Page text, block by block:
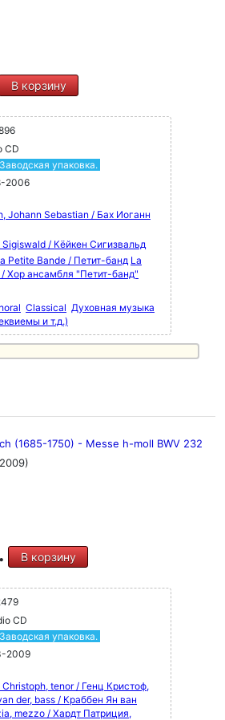
В корзину
CD
упаковка.
2006
Johann Sebastian / Бах Иоганн
Sigiswald / Кёйкен Сигизвальд
Petite Bande / Петит-банд La
Хор ансамбля "Петит-банд"
Classical Духовная музыка
и т.д.)
(1685-1750) - Messe h-moll BWV 232
В корзину
CD
упаковка.
2009
Christoph, tenor / Генц Кристоф,
der, bass / Краббен Ян ван
mezzo / Хардт Патриция,